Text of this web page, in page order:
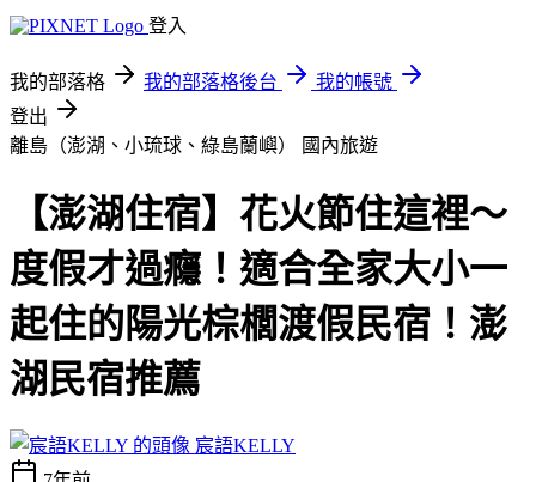
登入
我的部落格 我的部落格後台
我的帳號
登出
離島（澎湖、小琉球、綠島蘭嶼）
國內旅遊
【澎湖住宿】花火節住這裡～
度假才過癮！適合全家大小一
起住的陽光棕櫚渡假民宿！澎
湖民宿推薦
宸語KELLY